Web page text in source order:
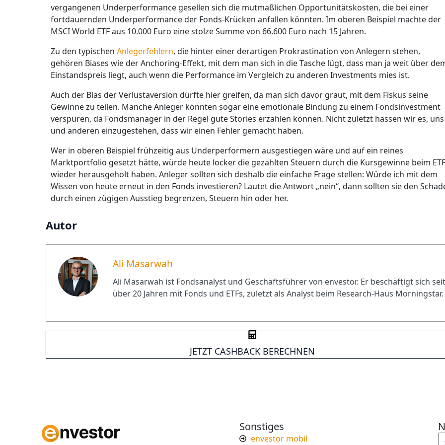
vergangenen Underperformance gesellen sich die mutmaßlichen Opportunitätskosten, die bei einer
fortdauernden Underperformance der Fonds-Krücken anfallen könnten. Im oberen Beispiel machte der
MSCI World ETF aus 10.000 Euro eine stolze Summe von 66.600 Euro nach 15 Jahren.
Zu den typischen Anlegerfehlern, die hinter einer derartigen Prokrastination von Anlegern stehen,
gehören Biases wie der Anchoring-Effekt, mit dem man sich in die Tasche lügt, dass man ja weit über
Einstandspreis liegt, auch wenn die Performance im Vergleich zu anderen Investments mies ist.
Auch der Bias der Verlustaversion dürfte hier greifen, da man sich davor graut, mit dem Fiskus seine
Gewinne zu teilen. Manche Anleger könnten sogar eine emotionale Bindung zu einem Fondsinvestment
verspüren, da Fondsmanager in der Regel gute Stories erzählen können. Nicht zuletzt hassen wir es, uns
und anderen einzugestehen, dass wir einen Fehler gemacht haben.
Wer in oberen Beispiel frühzeitig aus Underperformern ausgestiegen wäre und auf ein reines
Marktportfolio gesetzt hätte, würde heute locker die gezahlten Steuern durch die Kursgewinne beim ETF
wieder herausgeholt haben. Anleger sollten sich deshalb die einfache Frage stellen: Würde ich mit dem
Wissen von heute erneut in den Fonds investieren? Lautet die Antwort „nein“, dann sollten sie den
durch einen zügigen Ausstieg begrenzen, Steuern hin oder her.
Autor
Ali Masarwah
Ali Masarwah ist Fondsanalyst und Geschäftsführer von envestor. Er beschäftigt sich seit
über 20 Jahren mit Fonds und ETFs, zuletzt als Analyst beim Research-Haus Morningstar.
JETZT CASHBACK BERECHNEN
Sonstiges
envestor mobil